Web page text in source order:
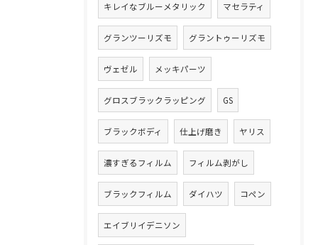
キレイなブルーメタリック マセラティ
グランツーリズモ グラントゥーリズモ
ヴェゼル メッキパーツ
グロスブラックラッピング GS
ブラックボディ 仕上げ磨き ヤリス
濃すぎるフィルム フィルム剥がし
ブラックフィルム ダイハツ コペン
エイブリイデニソン